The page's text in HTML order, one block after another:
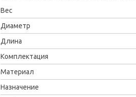
Вес
Диаметр
Длина
Комплектация
Материал
Назначение